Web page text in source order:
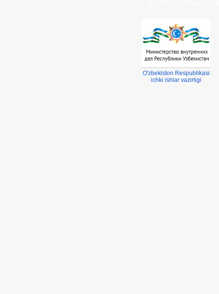
O'zbekiston Respublikasi
ichki ishlar vazirligi